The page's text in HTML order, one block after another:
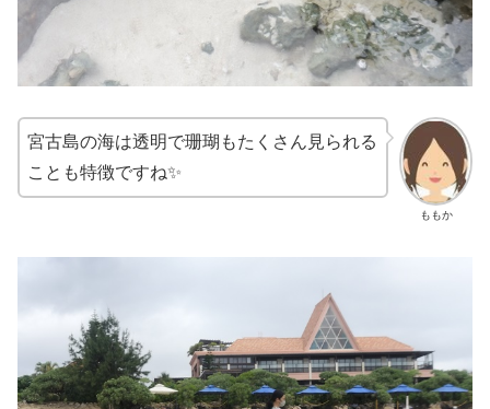
ももか
宮古島の海は透明で珊瑚もたくさん見られる
ことも特徴ですね✨